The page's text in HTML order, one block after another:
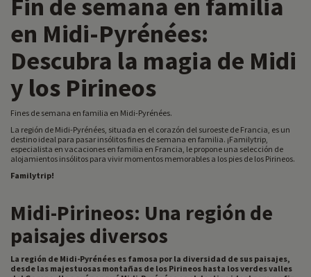
Fin de semana en familia
en Midi-Pyrénées:
Descubra la magia de Midi
y los Pirineos
Fines de semana en familia en Midi-Pyrénées.
La región de Midi-Pyrénées, situada en el corazón del suroeste de Francia, es un
destino ideal para pasar insólitos fines de semana en familia. ¡Familytrip,
especialista en vacaciones en familia en Francia, le propone una selección de
alojamientos insólitos para vivir momentos memorables a los pies de los Pirineos.
Familytrip!
Midi-Pirineos: Una región de
paisajes diversos
La región de Midi-Pyrénées es famosa por la diversidad de sus paisajes,
desde las majestuosas montañas de los Pirineos hasta los verdes valles